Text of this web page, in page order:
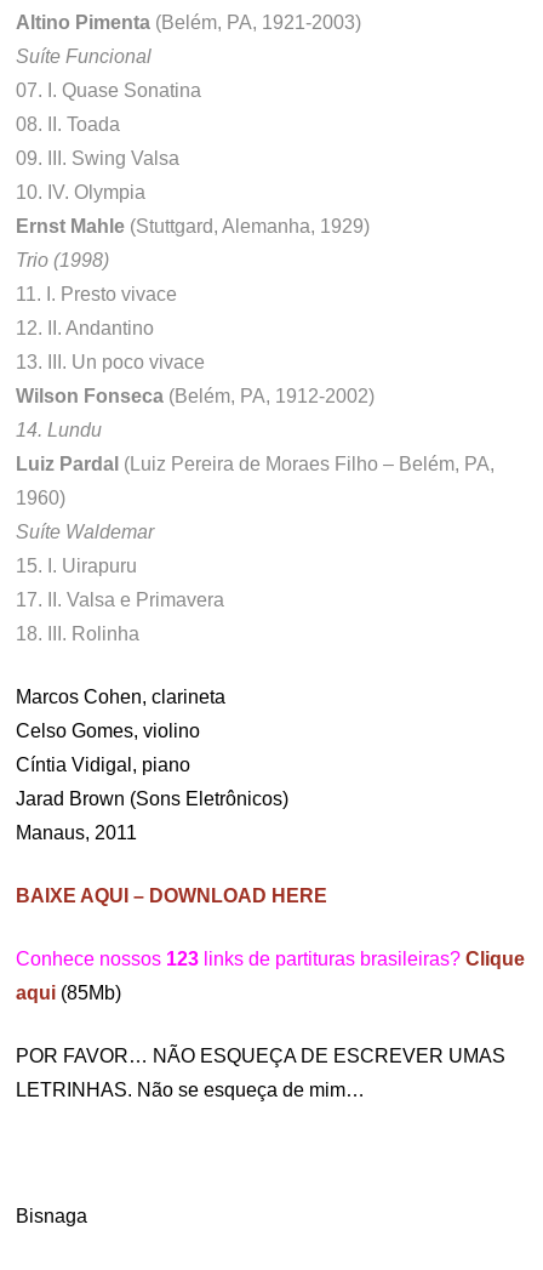
Altino Pimenta (Belém, PA, 1921-2003)
Suíte Funcional
07. I. Quase Sonatina
08. II. Toada
09. III. Swing Valsa
10. IV. Olympia
Ernst Mahle (Stuttgard, Alemanha, 1929)
Trio (1998)
11. I. Presto vivace
12. II. Andantino
13. III. Un poco vivace
Wilson Fonseca (Belém, PA, 1912-2002)
14. Lundu
Luiz Pardal (Luiz Pereira de Moraes Filho – Belém, PA,
1960)
Suíte Waldemar
15. I. Uirapuru
17. II. Valsa e Primavera
18. III. Rolinha
Marcos Cohen, clarineta
Celso Gomes, violino
Cíntia Vidigal, piano
Jarad Brown (Sons Eletrônicos)
Manaus, 2011
BAIXE AQUI – DOWNLOAD HERE
Conhece nossos 123 links de partituras brasileiras? Clique
aqui (85Mb)
POR FAVOR… NÃO ESQUEÇA DE ESCREVER UMAS
LETRINHAS. Não se esqueça de mim…
Bisnaga